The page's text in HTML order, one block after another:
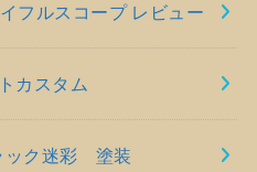
フルスコープ レビュー
カスタム
ック迷彩 塗装